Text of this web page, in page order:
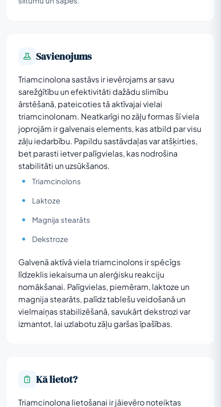
Savienojums
Triamcinolona sastāvs ir ievērojams ar savu
sarežģītību un efektivitāti dažādu slimību
ārstēšanā, pateicoties tā aktīvajai vielai
triamcinolonam. Neatkarīgi no zāļu formas šī viela
joprojām ir galvenais elements, kas atbild par visu
zāļu iedarbību. Papildu sastāvdaļas var atšķirties,
bet parasti ietver palīgvielas, kas nodrošina
stabilitāti un uzsūkšanos.
Triamcinolons
Laktoze
Magnija stearāts
Dekstroze
Galvenā aktīvā viela triamcinolons ir spēcīgs
līdzeklis iekaisuma un alerģisku reakciju
nomākšanai. Palīgvielas, piemēram, laktoze un
magnija stearāts, palīdz tablešu veidošanā un
vielmaiņas stabilizēšanā, savukārt dekstrozi var
izmantot, lai uzlabotu zāļu garšas īpašības.
Kā lietot?
Triamcinolona lietošanai ir jāievēro noteiktas